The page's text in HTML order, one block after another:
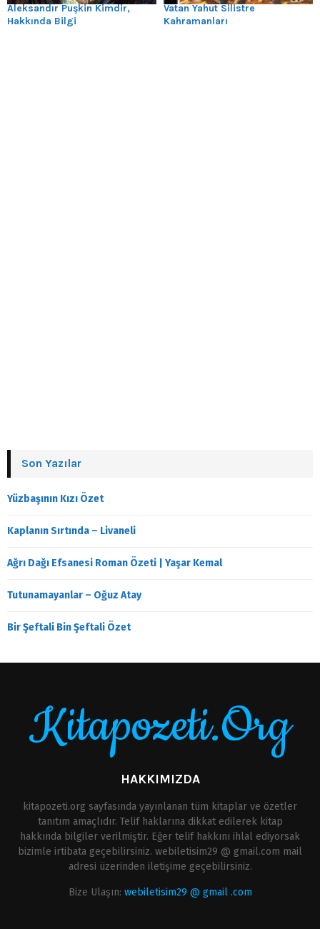
Aleksandır Puşkin Kimdir,
Hakkında Bilgi
Vatan Yahut Silistre
Kahramanları
Son Yazılar
Yüzbaşının Kızı Özet
Kaplanın Sırtında – Livaneli
Ağrı Dağı Efsanesi Roman Özeti | Yaşar Kemal
Tutunamayanlar – Oğuz Atay
Bir Şeftali Bin Şeftali Özet
Kitapozeti.Org
HAKKIMIZDA
kitapozeti.org sayfasında yayınlanan tüm kitaplar ve özetler
tanıtım amaçlıdır. Telif haklarına dikkat edilerek kitap
hakkında bilgiler verilmiştir. Eğer telif hakkını ihlal ediyorsak
bizimle irtibata geçebilirsiniz. webiletisim29 @ gmail.com mail
adresi üzerinden iletişime geçebilirsiniz.
Bize Ulaşın: webiletisim29 @ gmail .com